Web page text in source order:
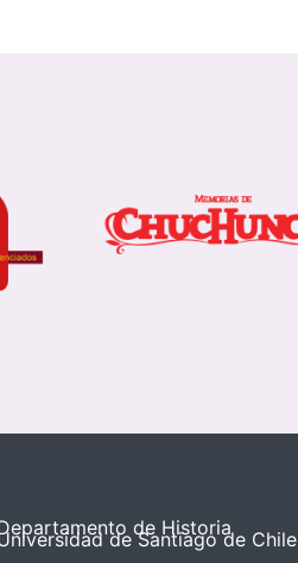
de Historia
de Santiago de Chile